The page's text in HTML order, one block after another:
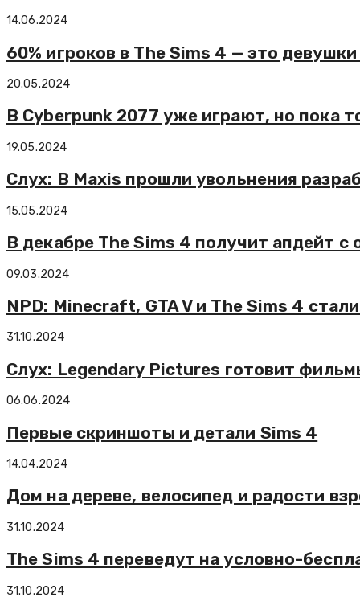
14.06.2024
60% игроков в The Sims 4 — это
20.05.2024
В Cyberpunk 2077 уже играют, но пока
19.05.2024
Слух: В Maxis прошли увольнения
15.05.2024
В декабре The Sims 4 получит апдейт с
09.03.2024
NPD: Minecraft, GTA V и The Sims 4
31.10.2024
Слух: Legendary Pictures готовит
06.06.2024
Первые скриншоты и детали Sims 4
14.04.2024
Дом на дереве, велосипед и радости
31.10.2024
The Sims 4 переведут на условно-
31.10.2024